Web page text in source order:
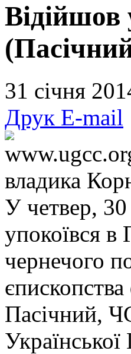
Відійшов
31 січня
Друк E-mail
владика
У четвер,
упокоївся
чернечого
єпископства
Пасічний,